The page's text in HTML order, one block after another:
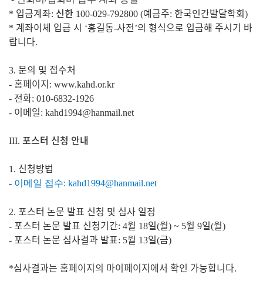
* 입금계좌: 신한 100-029-792800 (예금주: 한국인간발달학회)
* 계좌이체 입금 시 ‘홍길동-사전’의 형식으로 입금해 주시기 바
랍니다.
3. 문의 및 접수처
- 홈페이지: www.kahd.or.kr
- 전화: 010-6832-1926
- 이메일: kahd1994@hanmail.net
III. 포스터 신청 안내
1. 신청방법
- 이메일 접수: kahd1994@hanmail.net
2. 포스터 논문 발표 신청 및 심사 일정
- 포스터 논문 발표 신청기간: 4월 18일(월) ~ 5월 9일(월)
- 포스터 논문 심사결과 발표: 5월 13일(금)
*심사결과는 홈페이지의 마이페이지에서 확인 가능합니다.